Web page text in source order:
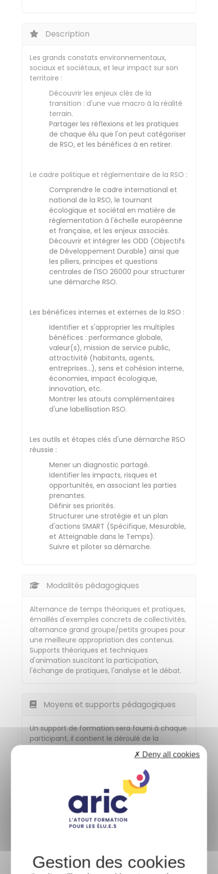
Description
Les grands constats environnementaux,
sociaux et sociétaux, et leur impact sur son
territoire :
Découvrir les enjeux clés de la
transition : d'une vue macro à la réalité
terrain.
Partager les réflexions et les pratiques
de chaque élu que l'on peut catégoriser
de RSO, et les bénéfices à en retirer.
Le cadre politique et réglementaire de la RSO :
Comprendre le cadre international et
national de la RSO, le tournant
écologique et sociétal en matière de
réglementation à l'échelle européenne
et française, et les enjeux associés.
Découvrir et intégrer les ODD (Objectifs
de Développement Durable) ainsi que
les piliers, principes et questions
centrales de l'ISO 26000 pour structurer
une démarche RSO.
Les bénéfices internes et externes de la RSO :
Identifier et s'approprier les multiples
bénéfices : performance globale,
valeur(s), mission de service public,
attractivité (habitants, agents,
entreprises…), sens et cohésion interne,
économies, impact écologique,
innovation, etc.
Montrer les atouts complémentaires
d'une labellisation RSO.
Les outils et étapes clés d'une démarche RSO
réussie :
Mener un diagnostic partagé.
Identifier les impacts, risques et
opportunités, en associant les parties
prenantes.
Définir ses priorités.
Structurer une stratégie et un plan
d'actions SMART (Spécifique, Mesurable,
et Atteignable dans le Temps).
Suivre et piloter sa démarche.
Modalités pédagogiques
Alternance de temps théoriques et pratiques,
émaillés d'exemples concrets de collectivités,
alternance grand groupe/petits groupes pour
une meilleure appropriation des contenus.
Supports théoriques et techniques
d'animation suscitant la participation,
l'échange de pratiques, l'analyse et le débat.
Moyens et supports pédagogiques
Un support de formation sera fourni à chaque
participant, il contient le déroulé de la
formation avec la progression de la journée,
les différentes séquences et contenus
pédagogiques ainsi que les ressources
(bibliographie, sitographie…).
Modalités d'évaluation et de suivi
potentiels entre les objectifs de départ et le
déroulement effectif de la formation ainsi
✗ Deny all cookies